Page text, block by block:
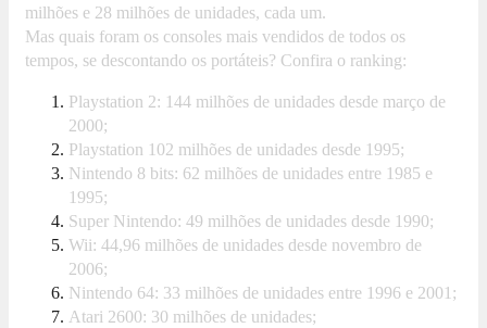
milhões e 28 milhões de unidades, cada um.
Mas quais foram os consoles mais vendidos de todos os
tempos, se descontando os portáteis? Confira o ranking:
Playstation 2: 144 milhões de unidades desde março de
2000;
Playstation 102 milhões de unidades desde 1995;
Nintendo 8 bits: 62 milhões de unidades entre 1985 e
1995;
Super Nintendo: 49 milhões de unidades desde 1990;
Wii: 44,96 milhões de unidades desde novembro de
2006;
Nintendo 64: 33 milhões de unidades entre 1996 e 2001;
Atari 2600: 30 milhões de unidades;